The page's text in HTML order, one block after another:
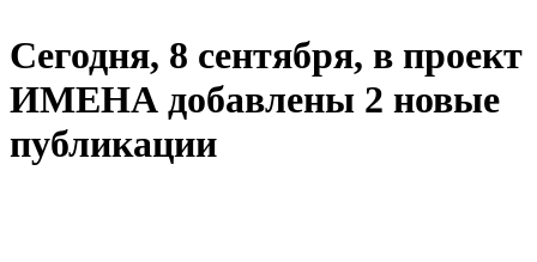
Сегодня, 8 сентября, в проект
ИМЕНА добавлены 2 новые
публикации